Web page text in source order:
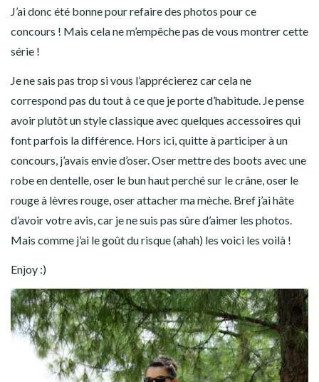
J’ai donc été bonne pour refaire des photos pour ce
concours ! Mais cela ne m’empêche pas de vous montrer cette
série !
Je ne sais pas trop si vous l’apprécierez car cela ne
correspond pas du tout à ce que je porte d’habitude. Je pense
avoir plutôt un style classique avec quelques accessoires qui
font parfois la différence. Hors ici, quitte à participer à un
concours, j’avais envie d’oser. Oser mettre des boots avec une
robe en dentelle, oser le bun haut perché sur le crâne, oser le
rouge à lèvres rouge, oser attacher ma mèche. Bref j’ai hâte
d’avoir votre avis, car je ne suis pas sûre d’aimer les photos.
Mais comme j’ai le goût du risque (ahah) les voici les voilà !
Enjoy :)